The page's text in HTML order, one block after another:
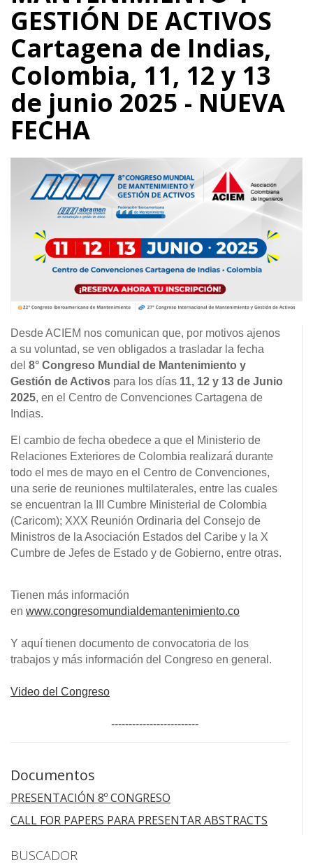
GESTIÓN DE ACTIVOS
Cartagena de Indias,
Colombia, 11, 12 y 13
de junio 2025 - NUEVA
FECHA
Desde ACIEM nos comunican que, por motivos ajenos
a su voluntad, se ven obligados a trasladar la fecha
del 8° Congreso Mundial de Mantenimiento y
Gestión de Activos para los días 11, 12 y 13 de Junio
2025, en el Centro de Convenciones Cartagena de
Indias.
El cambio de fecha obedece a que el Ministerio de
Relaciones Exteriores de Colombia realizará durante
todo el mes de mayo en el Centro de Convenciones,
una serie de reuniones multilaterales, entre las cuales
se encuentran la III Cumbre Ministerial de Colombia
(Caricom); XXX Reunión Ordinaria del Consejo de
Ministros de la Asociación Estados del Caribe y la X
Cumbre de Jefes de Estado y de Gobierno, entre otras.
Tienen más información
en www.congresomundialdemantenimiento.co
Y aquí tienen documento de convocatoria de los
trabajos y más información del Congreso en general.
Video del Congreso
-------------------------
Documentos
PRESENTACIÓN 8º CONGRESO
CALL FOR PAPERS PARA PRESENTAR ABSTRACTS
BUSCADOR